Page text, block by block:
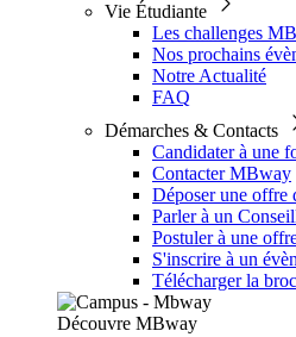
Vie Étudiante
Les challenges
Nos prochains
Notre Actualité
FAQ
Démarches & Contacts
Candidater à une
Contacter MBway
Déposer une offre
Parler à un
Postuler à une
S'inscrire à un
Télécharger la
Découvre MBway